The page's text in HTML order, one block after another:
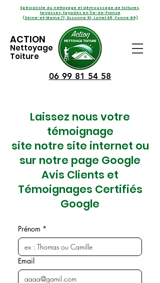
ACTION
Nettoyage
Toiture
Spécialiste du nettoyage et démoussage de toitures,
terrasses, façades en Île-de-France
(Seine-et-Marne 77, Essonne 91, Loiret 45, Yonne 89)
06 99 81 54 58
Laissez nous votre
témoignage
site notre site internet ou
sur notre page Google
Avis Clients et
Témoignages Certifiés
Google
Prénom *
Email